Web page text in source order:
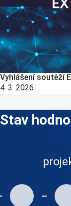
Vyhlášení soutěží
4. 3. 2026
Stav